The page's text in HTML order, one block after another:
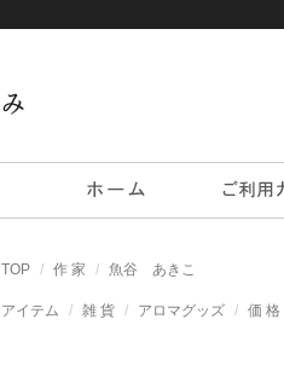
TOP 作 家 魚谷 あきこ
アイテム 雑 貨 アロマグッズ 価 格